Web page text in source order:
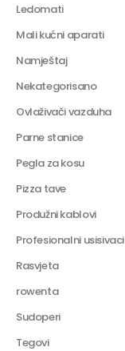
Ledomati
Mali kućni aparati
Namještaj
Nekategorisano
Ovlaživači vazduha
Parne stanice
Pegla za kosu
Pizza tave
Produžni kablovi
Profesionalni usisivaci
Rasvjeta
rowenta
Sudoperi
Tegovi